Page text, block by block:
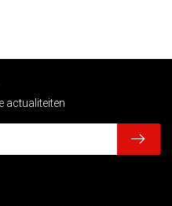
actualiteiten